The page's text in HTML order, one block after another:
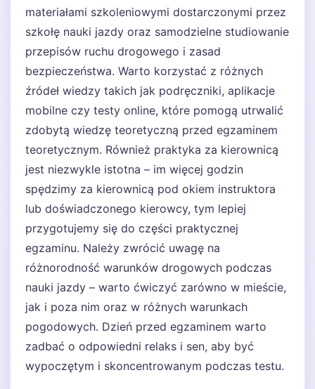
materiałami szkoleniowymi dostarczonymi przez
szkołę nauki jazdy oraz samodzielne studiowanie
przepisów ruchu drogowego i zasad
bezpieczeństwa. Warto korzystać z różnych
źródeł wiedzy takich jak podręczniki, aplikacje
mobilne czy testy online, które pomogą utrwalić
zdobytą wiedzę teoretyczną przed egzaminem
teoretycznym. Również praktyka za kierownicą
jest niezwykle istotna – im więcej godzin
spędzimy za kierownicą pod okiem instruktora
lub doświadczonego kierowcy, tym lepiej
przygotujemy się do części praktycznej
egzaminu. Należy zwrócić uwagę na
różnorodność warunków drogowych podczas
nauki jazdy – warto ćwiczyć zarówno w mieście,
jak i poza nim oraz w różnych warunkach
pogodowych. Dzień przed egzaminem warto
zadbać o odpowiedni relaks i sen, aby być
wypoczętym i skoncentrowanym podczas testu.